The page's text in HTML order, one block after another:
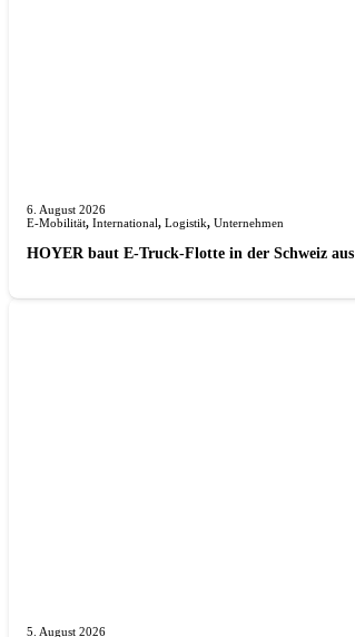
6. August 2026
E-Mobilität, International, Logistik, Unternehmen
HOYER baut E-Truck-Flotte in der Schweiz aus
5. August 2026